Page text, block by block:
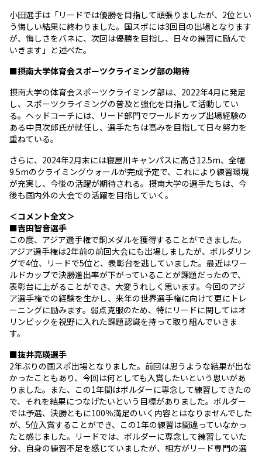
小田選手は「リードでは優勝を目指して頑張りましたが、2位とい
う悔しい結果に終わりました。国スポには3回目の出場となります
が、悔しさをバネに、次回は優勝を目指し、日々の練習に励んで
いきます」と述べた。
■摂南大学体育会スポーツクライミング部の期待
摂南大学の体育会スポーツクライミング部は、2022年4月に発足
し、スポーツクライミングの普及と強化を目指して活動してい
る。ヘッドコーチには、リード部門でワールドカップ出場経験の
ある中貝次郎氏が就任し、選手たちは高みを目指して日々努力を
重ねている。
さらに、2024年2月末には寝屋川キャンパスに高さ12.5m、全幅
9.5mのクライミングウォールが完成予定で、これにより練習環境
が充実し、今後の活躍が期待される。摂南大学の選手たちは、今
後も国内外の大会での活躍を目指していく。
＜コメント全文＞
■吉田智音選手
この度、アジア選手権で銅メダルを獲得することができました。
アジア選手権は2年前の前回大会にも出場しましたが、ボルダリン
グで4位、リードで5位と、表彰台を逃していました。最近はワー
ルドカップで決勝進出率が下がっていることが課題だったので、
表彰台に上がることができ、大変うれしく思います。今回のアジ
ア選手権での経験を生かし、来年の世界選手権に向けて更にトレ
ーニングに励みます。弱点克服のため、特にリードに関してはオ
リンピックを視野に入れた課題認識を持って取り組んでいきま
す。
■抜井亮瑛選手
2年ぶりの国スポ出場となりました。前回は思うような結果が出な
かったこともあり、今回は何としても入賞したいという思いがあ
りました。また、この1年間はボルダーに専念して練習してきたの
で、それを結果につなげたいという目標がありました。ボルダー
では予選、決勝ともに100％満足のいく内容とはなりませんでした
が、5位入賞することができ、この1年の練習は間違っていなかっ
たと感じました。リードでは、ボルダーに専念して練習していた
分、自身の練習不足を感じていましたが、相方がリード専門の選